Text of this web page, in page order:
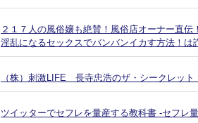
２１７人の風俗嬢も絶賛！風俗店オーナー直
淫乱になるセックスでバンバンイカす方法！は
（株）刺激LIFE 長寺忠浩のザ・シークレッ
ツイッターでセフレを量産する教科書 -セフレ